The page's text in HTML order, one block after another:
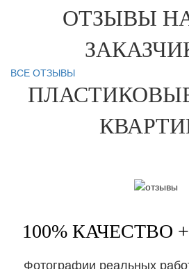
ОТЗЫВЫ
ВСЕ ОТЗЫВЫ
100% КАЧЕСТВО
Фотографии реальных